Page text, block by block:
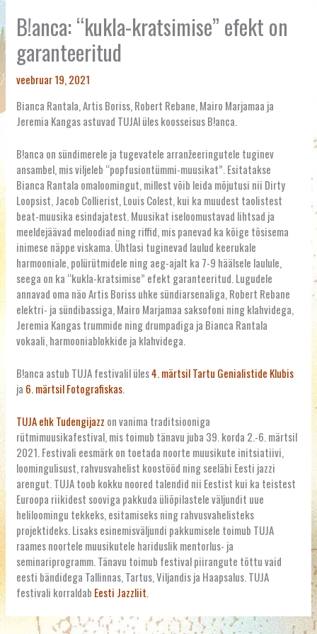
B!anca: “kukla-kratsimise” efekt on
garanteeritud
veebruar 19, 2021
Bianca Rantala, Artis Boriss, Robert Rebane, Mairo Marjamaa ja
Jeremia Kangas astuvad TUJAl üles koosseisus B!anca.
B!anca on sündimerele ja tugevatele arranžeeringutele tuginev
ansambel, mis viljeleb “popfusiontümmi-muusikat”. Esitatakse
Bianca Rantala omaloomingut, millest võib leida mõjutusi nii Dirty
Loopsist, Jacob Collierist, Louis Colest, kui ka muudest taolistest
beat-muusika esindajatest. Muusikat iseloomustavad lihtsad ja
meeldejäävad meloodiad ning riffid, mis panevad ka kõige tõsisema
inimese näppe viskama. Ühtlasi tuginevad laulud keerukale
harmooniale, polürütmidele ning aeg-ajalt ka 7-9 häälsele laulule,
seega on ka “kukla-kratsimise” efekt garanteeritud. Lugudele
annavad oma näo Artis Boriss uhke sündiarsenaliga, Robert Rebane
elektri- ja sündibassiga, Mairo Marjamaa saksofoni ning klahvidega,
Jeremia Kangas trummide ning drumpadiga ja Bianca Rantala
vokaali, harmooniablokkide ja klahvidega.
B!anca astub TUJA festivalil üles4. märtsil Tartu Genialistide Klubis
ja 6. märtsil Fotografiskas.
TUJA ehk Tudengijazz on vanima traditsiooniga
rütmimuusikafestival, mis toimub tänavu juba 39. korda 2.-6. märtsil
2021. Festivali eesmärk on toetada noorte muusikute initsiatiivi,
loomingulisust, rahvusvahelist koostööd ning seeläbi Eesti jazzi
arengut. TUJA toob kokku noored talendid nii Eestist kui ka teistest
Euroopa riikidest sooviga pakkuda üliõpilastele väljundit uue
heliloomingu tekkeks, esitamiseks ning rahvusvahelisteks
projektideks. Lisaks esinemisväljundi pakkumisele toimub TUJA
raames noortele muusikutele hariduslik mentorlus- ja
seminariprogramm. Tänavu toimub festival piirangute tõttu vaid
eesti bändidega Tallinnas, Tartus, Viljandis ja Haapsalus. TUJA
festivali korraldab Eesti Jazzliit.